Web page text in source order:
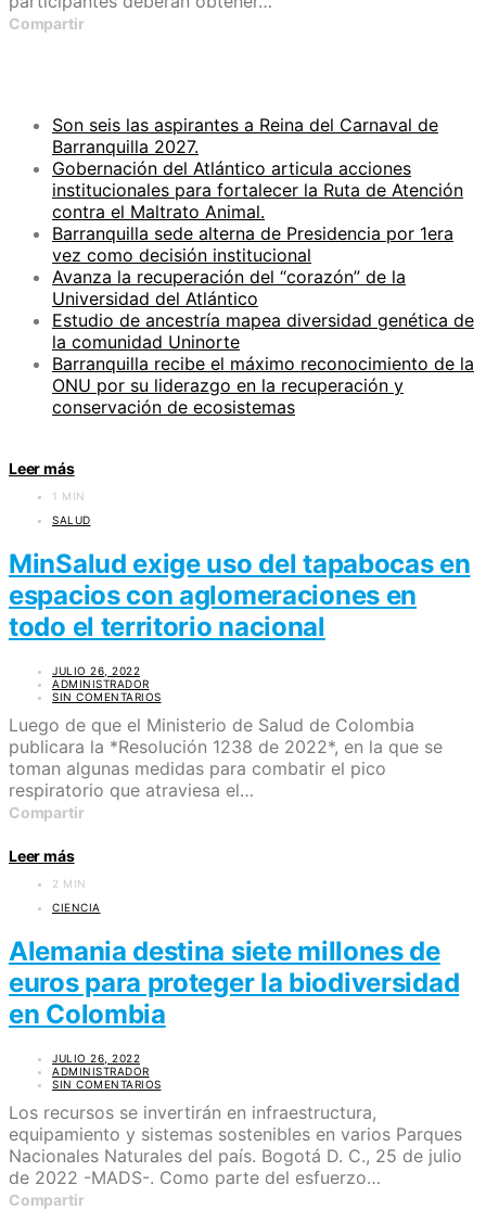
Compartir
Son seis las aspirantes a Reina del Carnaval de
Barranquilla 2027.
Gobernación del Atlántico articula acciones
institucionales para fortalecer la Ruta de Atención
contra el Maltrato Animal.
Barranquilla sede alterna de Presidencia por 1era
vez como decisión institucional
Avanza la recuperación del “corazón” de la
Universidad del Atlántico
Estudio de ancestría mapea diversidad genética de
la comunidad Uninorte
Barranquilla recibe el máximo reconocimiento de la
ONU por su liderazgo en la recuperación y
conservación de ecosistemas
Leer más
1 MIN
SALUD
MinSalud exige uso del tapabocas en
espacios con aglomeraciones en
todo el territorio nacional
JULIO 26, 2022
ADMINISTRADOR
SIN COMENTARIOS
Luego de que el Ministerio de Salud de Colombia
publicara la *Resolución 1238 de 2022*, en la que se
toman algunas medidas para combatir el pico
respiratorio que atraviesa el…
Compartir
Leer más
2 MIN
CIENCIA
Alemania destina siete millones de
euros para proteger la biodiversidad
en Colombia
JULIO 26, 2022
ADMINISTRADOR
SIN COMENTARIOS
Los recursos se invertirán en infraestructura,
equipamiento y sistemas sostenibles en varios Parques
Nacionales Naturales del país. Bogotá D. C., 25 de julio
de 2022 -MADS-. Como parte del esfuerzo…
Compartir